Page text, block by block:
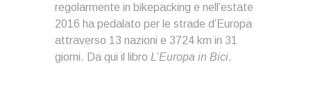
regolarmente in bikepacking e nell’estate
2016 ha pedalato per le strade d’Europa
attraverso 13 nazioni e 3724 km in 31
giorni. Da qui il libro L’Europa in Bici.